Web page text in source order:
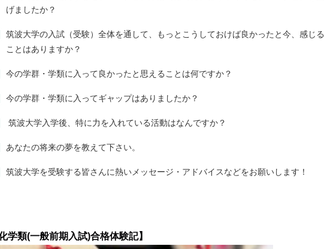
げましたか？
筑波大学の入試（受験）全体を通して、もっとこうしておけば良かったと今、感じる
ことはありますか？
今の学群・学類に入って良かったと思えることは何ですか？
今の学群・学類に入ってギャップはありましたか？
筑波大学入学後、特に力を入れている活動はなんですか？
あなたの将来の夢を教えて下さい。
筑波大学を受験する皆さんに熱いメッセージ・アドバイスなどをお願いします！
学類(一般前期入試)合格体験記】